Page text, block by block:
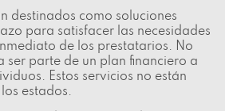
destinados como soluciones
para satisfacer las necesidades
de los prestatarios. No
ser parte de un plan financiero a
Estos servicios no están
estados.